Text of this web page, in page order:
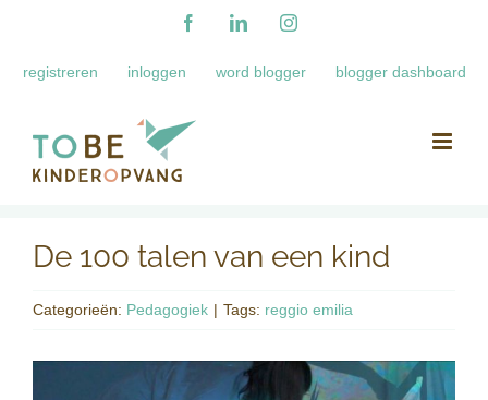
inhoud
FacebookLinkedInInstagram
registreren inloggen word blogger blogger dashboard
De 100 talen van een kind
Categorieën: Pedagogiek | Tags: reggio emilia